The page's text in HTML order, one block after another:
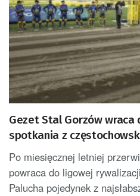
Gezet Stal Gorzów wraca
spotkania z
Po miesięcznej letniej
powraca do ligowej
Palucha pojedynek z